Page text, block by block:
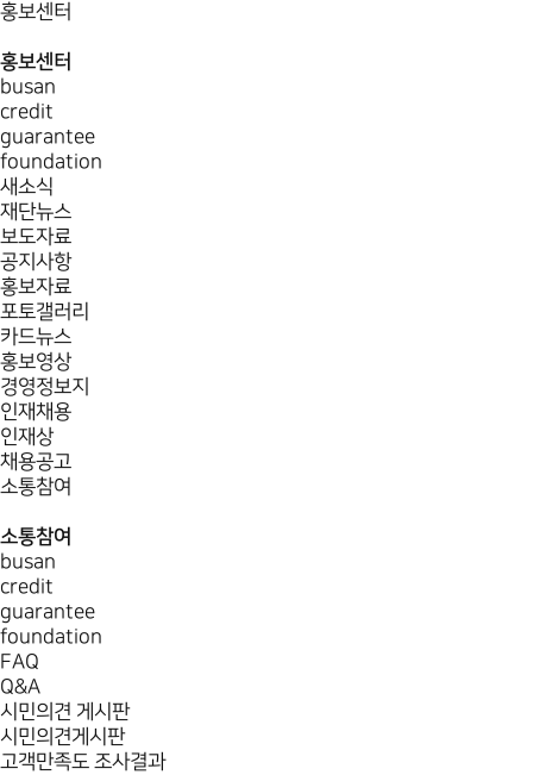
홍보센터
홍보센터
busan
credit
guarantee
foundation
새소식
재단뉴스
보도자료
공지사항
홍보자료
포토갤러리
카드뉴스
홍보영상
경영정보지
인재채용
인재상
채용공고
소통참여
소통참여
busan
credit
guarantee
foundation
FAQ
Q&A
시민의견 게시판
시민의견게시판
고객만족도 조사결과